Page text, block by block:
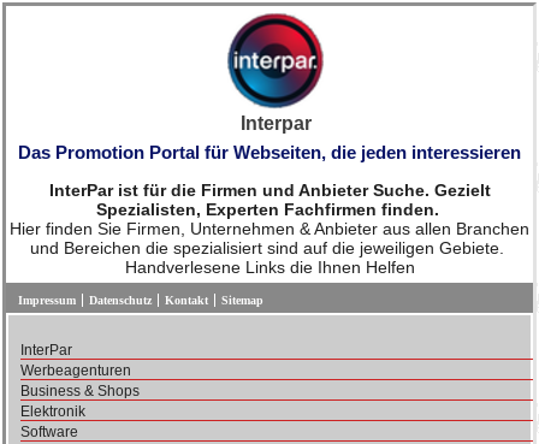
Interpar
Das Promotion Portal für Webseiten, die jeden interessieren
InterPar ist für die Firmen und Anbieter Suche. Gezielt
Spezialisten, Experten Fachfirmen finden.
Hier finden Sie Firmen, Unternehmen & Anbieter aus allen Branchen
und Bereichen die spezialisiert sind auf die jeweiligen Gebiete.
Handverlesene Links die Ihnen Helfen
Impressum Datenschutz Kontakt Sitemap
InterPar
Werbeagenturen
Business & Shops
Elektronik
Software